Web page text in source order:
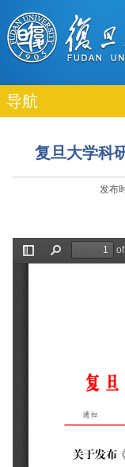
导航
复旦大学科
发布